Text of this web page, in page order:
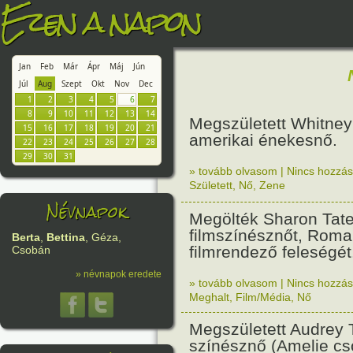
Ezen a napon
Jan Feb Már Ápr Máj
Jún
Júl
Aug Szept Okt Nov
Dec
1
2 3 4 5 6
7
8
9 10 11 12 13
14
15
16 17 18 19 20
21
22
23 24 25 26 27
28
29
30 31
Névnapok
Berta, Bettina, Géza,
Csobán
» névnapok eredete
Megszületett
amerikai énekesnő.
» tovább olvasom | Nincs
Született Nő Zene
Megölték Sharon
filmszínésznőt,
filmrendező
» tovább olvasom | Nincs
Meghalt Film/Média Nő
Megszületett Audrey
színésznő (Amelie